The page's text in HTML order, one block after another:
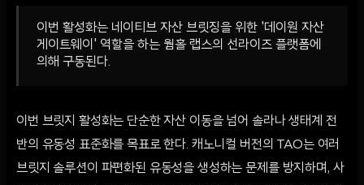
이번 활성화는 네이티브 자산 브릿징을 위한 '데이원 자산
게이트웨이' 역할을 하는 웜홀 랩스의 선라이즈 플랫폼에
의해 구동된다.
이번 브릿지 활성화는 단순한 자산 이동을 넘어 솔라나 생태계 전
반의 유동성 표준화를 목표로 한다. 캐노니컬 버전의 TAO는 여러
브릿지 솔루션이 파편화된 유동성을 생성하는 문제를 방지하며, 사